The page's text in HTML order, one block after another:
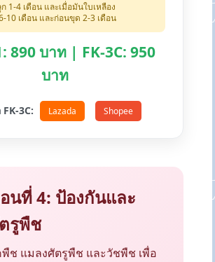
1-4 เดือน และเมื่อมันใบเหลือง
10 เดือน และก่อนขุด 2-3 เดือน
890 บาท | FK-3C: 950
บาท
3C: Lazada Shopee
ที่ 4: ป้องกันและ
รูพืช
ช แมลงศัตรูพืช และวัชพืช เพื่อ